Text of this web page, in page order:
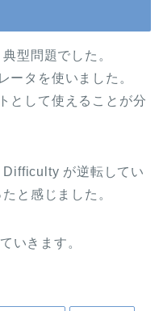
型問題でした。
ータを使いました。
として使えることが分
が逆転してい
と感じました。
いきます。